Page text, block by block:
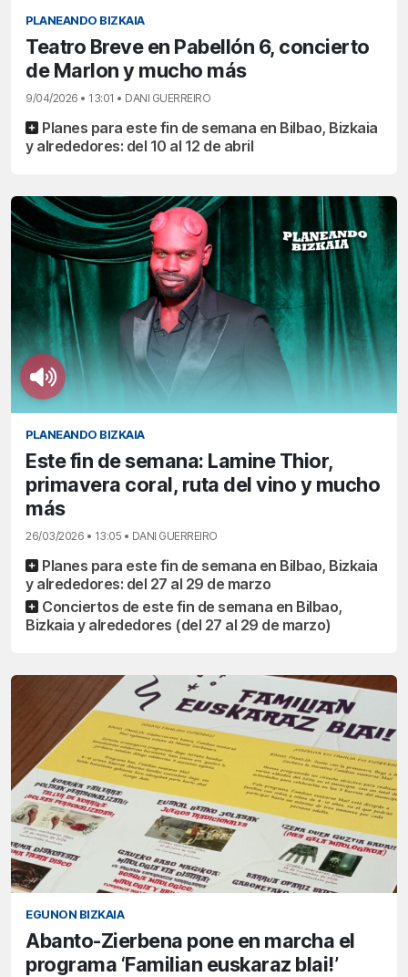
PLANEANDO BIZKAIA
Teatro Breve en Pabellón 6, concierto
de Marlon y mucho más
9/04/2026 • 13:01 • DANI GUERREIRO
Planes para este fin de semana en Bilbao, Bizkaia
y alrededores: del 10 al 12 de abril
PLANEANDO BIZKAIA
Este fin de semana: Lamine Thior,
primavera coral, ruta del vino y mucho
más
26/03/2026 • 13:05 • DANI GUERREIRO
Planes para este fin de semana en Bilbao, Bizkaia
y alrededores: del 27 al 29 de marzo
Conciertos de este fin de semana en Bilbao,
Bizkaia y alrededores (del 27 al 29 de marzo)
EGUNON BIZKAIA
Abanto-Zierbena pone en marcha el
programa ‘Familian euskaraz blai!’